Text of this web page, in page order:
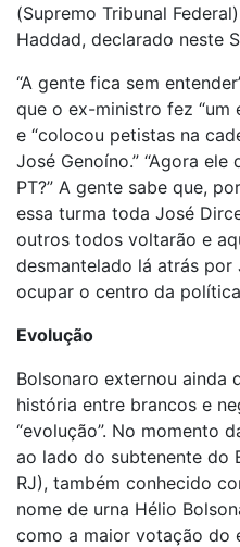
(Supremo Tribunal
Haddad, declarado neste
“A gente fica sem
que o ex-ministro fez “um
e “colocou petistas na
José Genoíno.” “Agora
PT?” A gente sabe que,
essa turma toda José
outros todos voltarão e
desmantelado lá atrás
ocupar o centro da
Evolução
Bolsonaro externou ainda
história entre brancos e
“evolução”. No momento
ao lado do subtenente do
RJ), também conhecido
nome de urna Hélio
como a maior votação do